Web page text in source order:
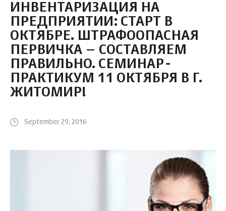
ИНВЕНТАРИЗАЦИЯ НА
ПРЕДПРИЯТИИ: СТАРТ В
ОКТЯБРЕ. ШТРАФООПАСНАЯ
ПЕРВИЧКА – СОСТАВЛЯЕМ
ПРАВИЛЬНО. СЕМИНАР-
ПРАКТИКУМ 11 ОКТЯБРЯ В Г.
ЖИТОМИР!
September 29, 2016